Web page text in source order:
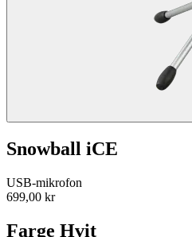
Snowball iCE
USB-mikrofon
699,00 kr
Farge Hvit